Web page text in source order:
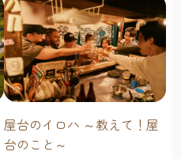
屋台のイロハ ～教えて！屋
台のこと～